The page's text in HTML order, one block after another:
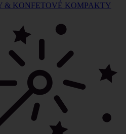
& KONFETOVÉ KOMPAKTY